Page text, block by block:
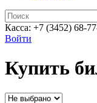
Касса: +7 (3452) 68-
Войти
Купить